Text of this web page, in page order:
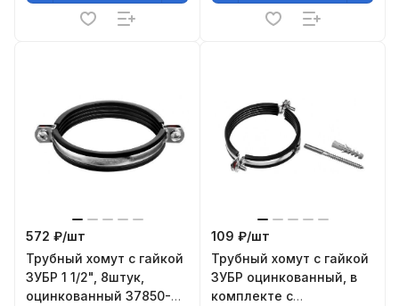
572 ₽/шт
Трубный хомут с гайкой
ЗУБР 1 1/2", 8штук,
оцинкованный 37850-
109 ₽/шт
Трубный хомут с гайкой
ЗУБР оцинкованный, в
комплекте с